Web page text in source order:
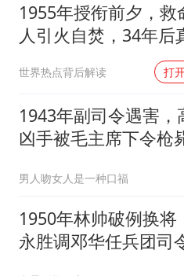
1955年授衔前夕，救
人引火自焚，34年后
世界热点背后解读 打
1943年副司令遇害，
凶手被毛主席下令枪
男人吻女人是一种口福
1950年林帅破例换将
永胜调邓华任兵团司